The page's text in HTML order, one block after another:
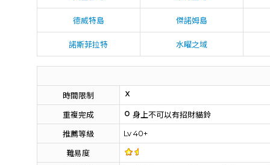
德威特島 傑諾姆島
諾斯菲拉特 水曜之域
時間限制
重複完成
身上不可以有招財貓鈴
推薦等級
Lv 40+
難易度